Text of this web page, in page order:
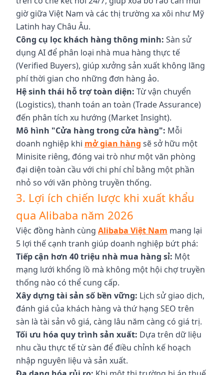
giờ giữa Việt Nam và các thị trường xa xôi như Mỹ
Latinh hay Châu Âu.
Công cụ lọc khách hàng thông minh: Sàn sử
dụng AI để phân loại nhà mua hàng thực tế
(Verified Buyers), giúp xưởng sản xuất không lãng
phí thời gian cho những đơn hàng ảo.
Hệ sinh thái hỗ trợ toàn diện: Từ vận chuyển
(Logistics), thanh toán an toàn (Trade Assurance)
đến phân tích xu hướng (Market Insight).
Mô hình "Cửa hàng trong cửa hàng": Mỗi
doanh nghiệp khi mở gian hàng sẽ sở hữu một
Minisite riêng, đóng vai trò như một văn phòng
đại diện toàn cầu với chi phí chỉ bằng một phần
nhỏ so với văn phòng truyền thống.
3. Lợi ích chiến lược khi xuất khẩu
qua Alibaba năm 2026
Việc đồng hành cùng Alibaba Việt Nam mang lại
5 lợi thế cạnh tranh giúp doanh nghiệp bứt phá:
Tiếp cận hơn 40 triệu nhà mua hàng sỉ: Một
mạng lưới khổng lồ mà không một hội chợ truyền
thống nào có thể cung cấp.
Xây dựng tài sản số bền vững: Lịch sử giao dịch,
đánh giá của khách hàng và thứ hạng SEO trên
sàn là tài sản vô giá, càng lâu năm càng có giá trị.
Tối ưu hóa quy trình sản xuất: Dựa trên dữ liệu
nhu cầu thực tế từ sàn để điều chỉnh kế hoạch
nhập nguyên liệu và sản xuất.